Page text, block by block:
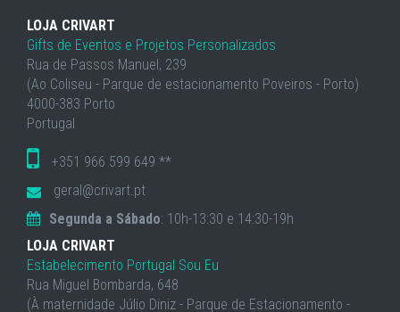
LOJA CRIVART
Gifts de Eventos e Projetos Personalizados
Rua de Passos Manuel, 239
(Ao Coliseu - Parque de estacionamento Poveiros - Porto)
4000-383 Porto
Portugal
+351 966 599 649 **
geral@crivart.pt
Segunda a Sábado: 10h-13:30 e 14:30-19h
LOJA CRIVART
Estabelecimento Portugal Sou Eu
Rua Miguel Bombarda, 648
(À maternidade Júlio Diniz - Parque de Estacionamento -